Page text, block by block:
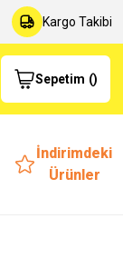
Kargo Takibi
Sepetim ()
İndirimdeki
Ürünler